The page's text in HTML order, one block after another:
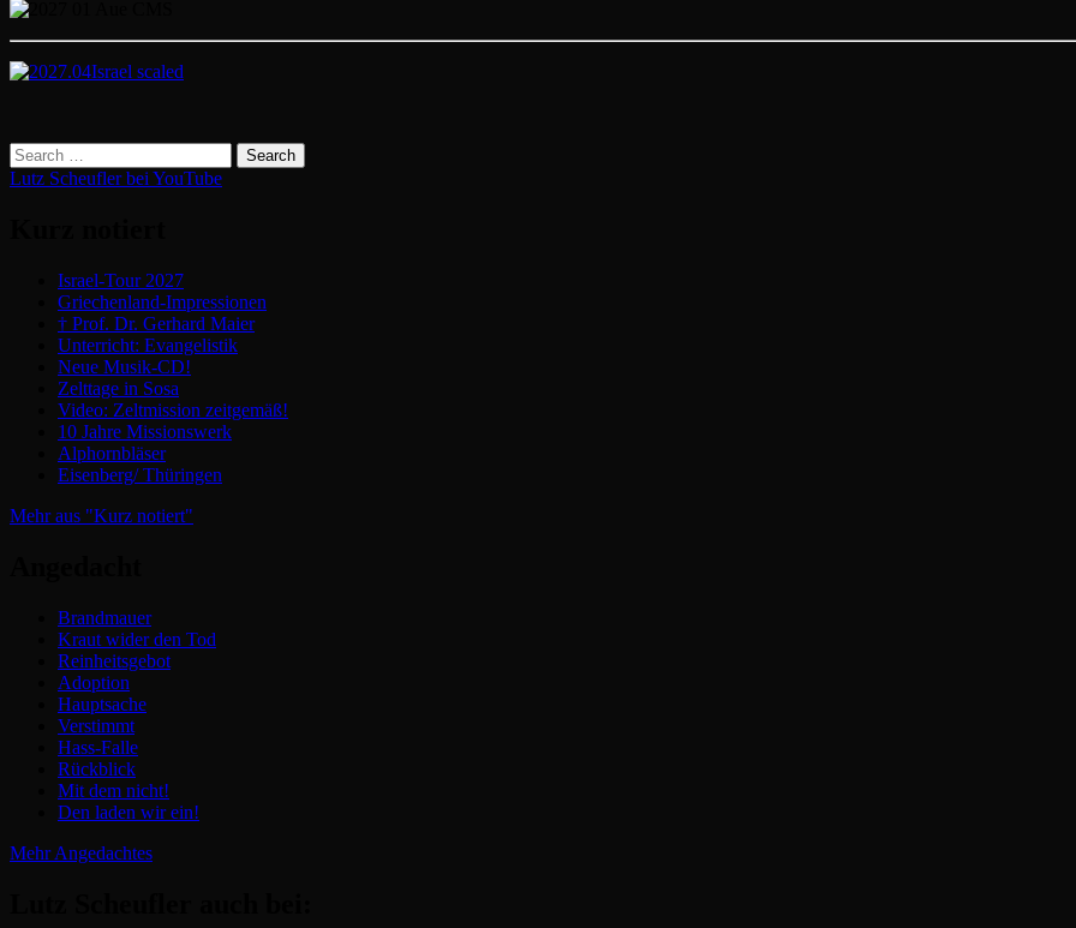
Lutz Scheufler bei YouTube
Israel-Tour 2027
Griechenland-Impressionen
† Prof. Dr. Gerhard Maier
Unterricht: Evangelistik
Neue Musik-CD!
Zelttage in Sosa
Video: Zeltmission zeitgemäß!
10 Jahre Missionswerk
Alphornbläser
Eisenberg/ Thüringen
Mehr aus "Kurz notiert"
Brandmauer
Kraut wider den Tod
Reinheitsgebot
Adoption
Hauptsache
Verstimmt
Hass-Falle
Rückblick
Mit dem nicht!
Den laden wir ein!
Mehr Angedachtes